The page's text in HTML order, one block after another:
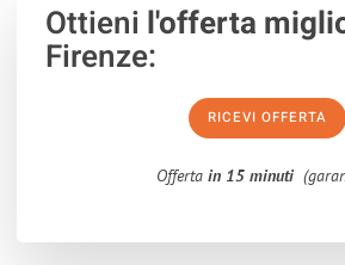
Ottieni l'offerta
Firenze:
RICEVI OFFERTA
Offerta in 15 minuti